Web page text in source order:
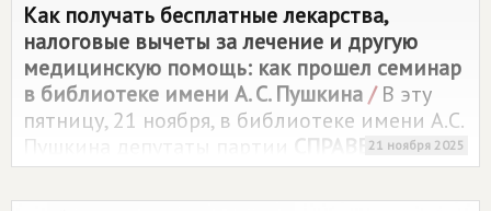
Как получать бесплатные лекарства,
налоговые вычеты за лечение и другую
медицинскую помощь: как прошел семинар
в библиотеке имени А. С. Пушкина/В эту
пятницу, 21 ноября, в библиотеке имени А.С.
Пушкина депутаты партии
СПРАВЕДЛИВАЯ
РОССИЯГалина Немцева и Татьяна Славкина
провели образовательный семинар "Как
21 ноября 2025